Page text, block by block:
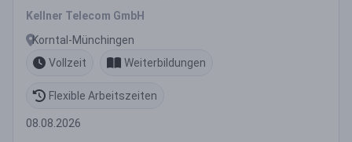
Kellner Telecom GmbH
Korntal-Münchingen
Vollzeit
Weiterbildungen
Flexible Arbeitszeiten
08.08.2026